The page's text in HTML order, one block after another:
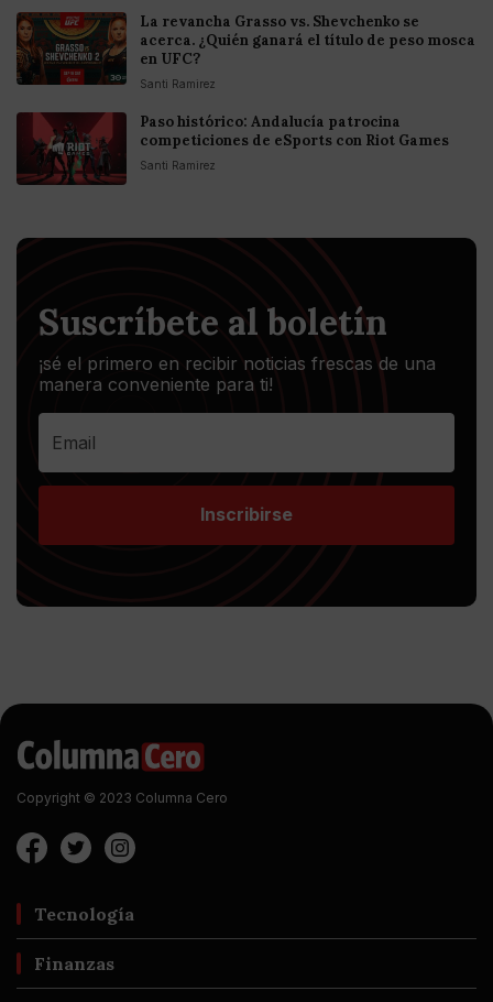
La revancha Grasso vs. Shevchenko se
acerca. ¿Quién ganará el título de peso mosca
en UFC?
Santi Ramirez
Paso histórico: Andalucía patrocina
competiciones de eSports con Riot Games
Santi Ramirez
Suscríbete al boletín
¡sé el primero en recibir noticias frescas de una
manera conveniente para ti!
Inscribirse
Copyright © 2023 Columna Cero
Tecnología
Finanzas